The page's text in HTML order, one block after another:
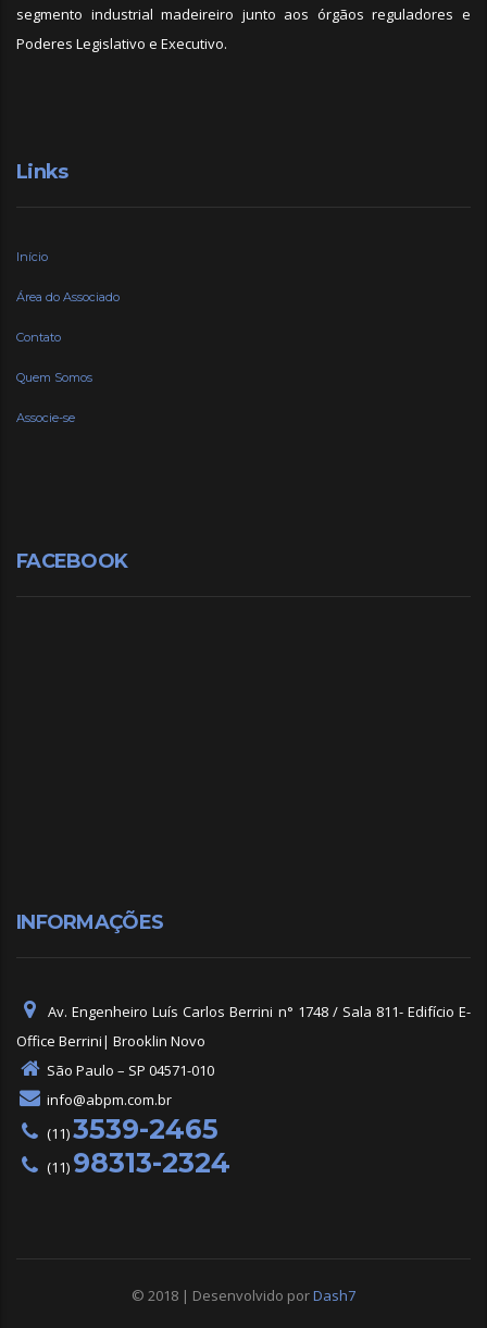
segmento industrial madeireiro junto aos órgãos reguladores e
Poderes Legislativo e Executivo.
Links
Início
Área do Associado
Contato
Quem Somos
Associe-se
FACEBOOK
INFORMAÇÕES
Av. Engenheiro Luís Carlos Berrini n° 1748 / Sala 811- Edifício E-
Office Berrini| Brooklin Novo
São Paulo – SP 04571-010
info@abpm.com.br
(11)3539-2465
(11) 98313-2324
© 2018 | Desenvolvido porDash7